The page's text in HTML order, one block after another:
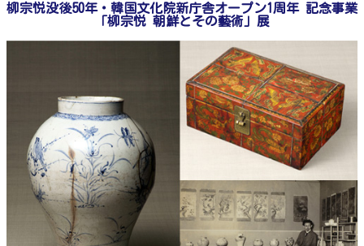
柳宗悦没後50年・韓国文化院新庁舎オープン1周年 記念事業
「柳宗悦 朝鮮とその藝術」展